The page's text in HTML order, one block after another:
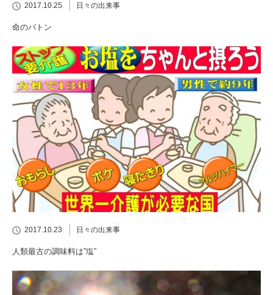
2017.10.25 日々の出来事
命のバトン
2017.10.23 日々の出来事
人類最古の調味料は”塩”